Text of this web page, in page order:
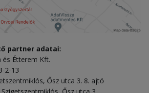
partner adatai:
és Étterem Kft.
2-13
Ősz utca 3. 8. ajtó